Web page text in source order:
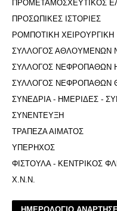
ΠΡΟΜΕΤΑΜΟΣΧΕΥΤΙΚΟΣ
ΠΡΟΣΩΠΙΚΕΣ ΙΣΤΟΡΙΕΣ
ΡΟΜΠΟΤΙΚΗ ΧΕΙΡΟΥΡΓΙΚΗ
ΣΥΛΛΟΓΟΣ ΑΘΛΟΥΜΕΝΩΝ
ΣΥΛΛΟΓΟΣ ΝΕΦΡΟΠΑΘΩΝ
ΣΥΛΛΟΓΟΣ ΝΕΦΡΟΠΑΘΩΝ
ΣΥΝΕΔΡΙΑ - ΗΜΕΡΙΔΕΣ -
ΣΥΝΕΝΤΕΥΞΗ
ΤΡΑΠΕΖΑ ΑΙΜΑΤΟΣ
ΥΠΕΡΗΧΟΣ
ΦΙΣΤΟΥΛΑ - ΚΕΝΤΡΙΚΟΣ
Χ.Ν.Ν.